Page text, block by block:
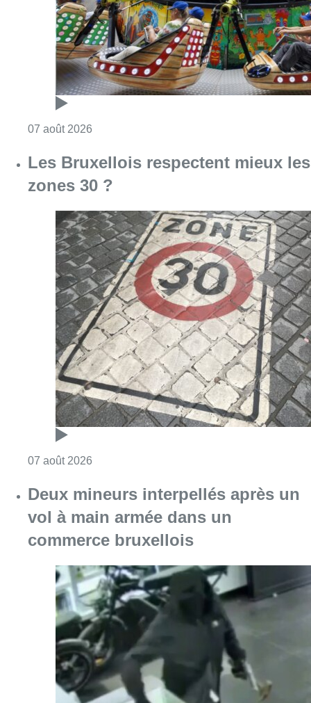
07 août 2026
Les Bruxellois respectent mieux les
zones 30 ?
07 août 2026
Deux mineurs interpellés après un
vol à main armée dans un
commerce bruxellois